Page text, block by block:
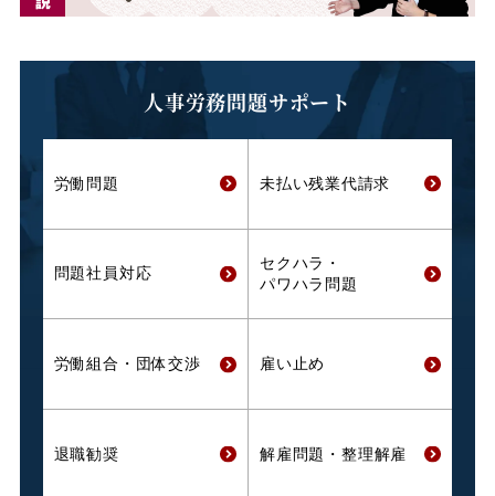
人事労務問題サポート
労働問題 未払い残業代請求
問題社員対応
セクハラ・
パワハラ問題
労働組合・ 団体交渉 雇い止め
退職勧奨 解雇問題・ 整理解雇